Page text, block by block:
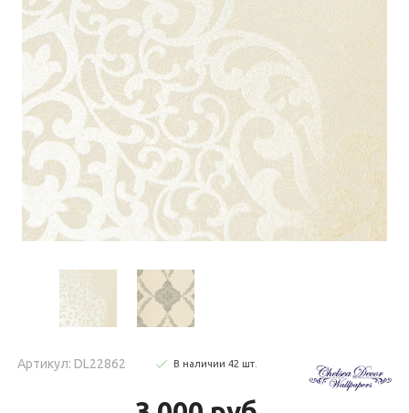
Артикул: DL22862 В наличии 42 шт